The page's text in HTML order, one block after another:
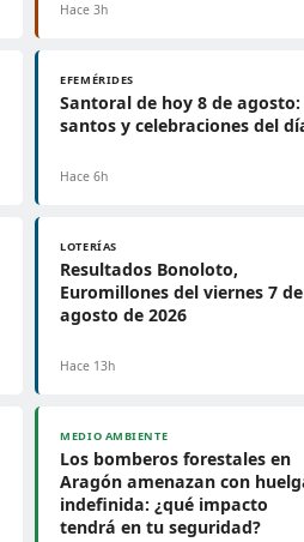
Hace 3h
EFEMÉRIDES
Santoral de hoy 8 de agosto:
santos y celebraciones del
Hace 6h
LOTERÍAS
Resultados Bonoloto,
Euromillones del viernes 7 de
agosto de 2026
Hace 13h
MEDIO AMBIENTE
Los bomberos forestales en
Aragón amenazan con
indefinida: ¿qué impacto
tendrá en tu seguridad?